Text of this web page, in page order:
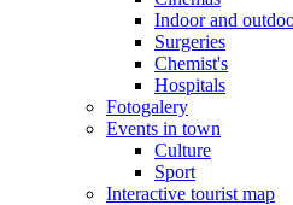
Indoor and
Surgeries
Chemist's
Hospitals
Fotogalery
Events in town
Culture
Sport
Interactive tourist map